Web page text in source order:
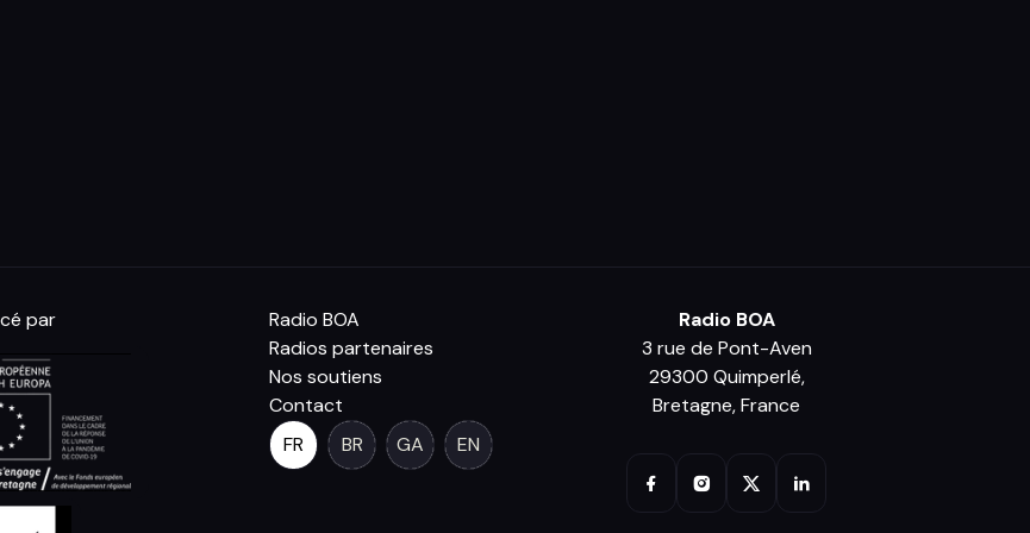
par
Radio BOA
Radios partenaires
Nos soutiens
Contact
FR
BR GA EN
Radio BOA
3 rue de Pont-Aven
29300 Quimperlé,
Bretagne, France